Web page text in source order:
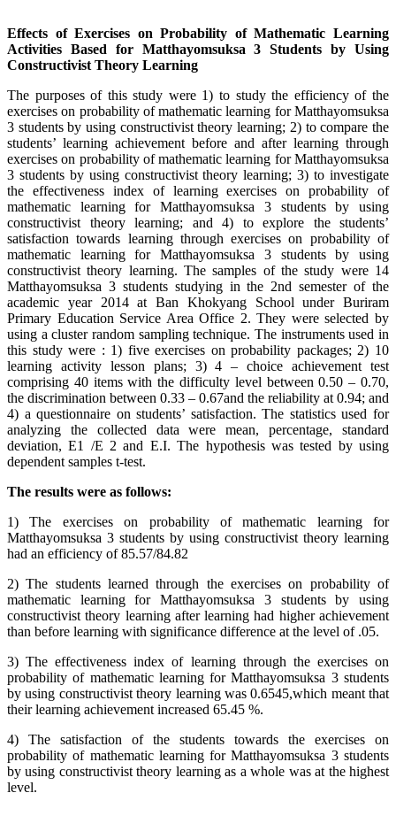
Effects of Exercises on Probability of Mathematic Learning
Activities Based for Matthayomsuksa 3 Students by Using
Constructivist Theory Learning
The purposes of this study were 1) to study the efficiency of the
exercises on probability of mathematic learning for Matthayomsuksa
3 students by using constructivist theory learning; 2) to compare the
students’ learning achievement before and after learning through
exercises on probability of mathematic learning for Matthayomsuksa
3 students by using constructivist theory learning; 3) to investigate
the effectiveness index of learning exercises on probability of
mathematic learning for Matthayomsuksa 3 students by using
constructivist theory learning; and 4) to explore the students’
satisfaction towards learning through exercises on probability of
mathematic learning for Matthayomsuksa 3 students by using
constructivist theory learning. The samples of the study were 14
Matthayomsuksa 3 students studying in the 2nd semester of the
academic year 2014 at Ban Khokyang School under Buriram
Primary Education Service Area Office 2. They were selected by
using a cluster random sampling technique. The instruments used in
this study were : 1) five exercises on probability packages; 2) 10
learning activity lesson plans; 3) 4 – choice achievement test
comprising 40 items with the difficulty level between 0.50 – 0.70,
the discrimination between 0.33 – 0.67and the reliability at 0.94; and
4) a questionnaire on students’ satisfaction. The statistics used for
analyzing the collected data were mean, percentage, standard
deviation, E1 /E 2 and E.I. The hypothesis was tested by using
dependent samples t-test.
The results were as follows:
1) The exercises on probability of mathematic learning for
Matthayomsuksa 3 students by using constructivist theory learning
had an efficiency of 85.57/84.82
2) The students learned through the exercises on probability of
mathematic learning for Matthayomsuksa 3 students by using
constructivist theory learning after learning had higher achievement
than before learning with significance difference at the level of .05.
3) The effectiveness index of learning through the exercises on
probability of mathematic learning for Matthayomsuksa 3 students
by using constructivist theory learning was 0.6545,which meant that
their learning achievement increased 65.45 %.
4) The satisfaction of the students towards the exercises on
probability of mathematic learning for Matthayomsuksa 3 students
by using constructivist theory learning as a whole was at the highest
level.